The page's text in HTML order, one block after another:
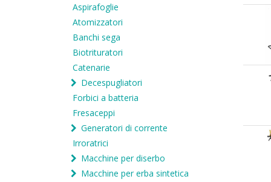
Aspirafoglie
Atomizzatori
Banchi sega
Biotrituratori
Catenarie
Decespugliatori
Forbici a batteria
Fresaceppi
Generatori di corrente
Irroratrici
Macchine per diserbo
Macchine per erba sintetica